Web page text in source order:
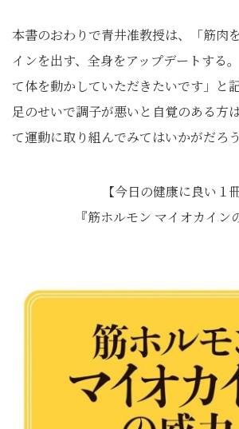
本書のおわりで青井准教授は、「筋肉
インを出す、全身をアップデートする
て体を動かしていただきたいです」と
足のせいで調子が悪いと自覚のある方
て運動に取り組んでみてはいかがだろう
【今日の健康に良い１冊
『筋ホルモン マイオカイン